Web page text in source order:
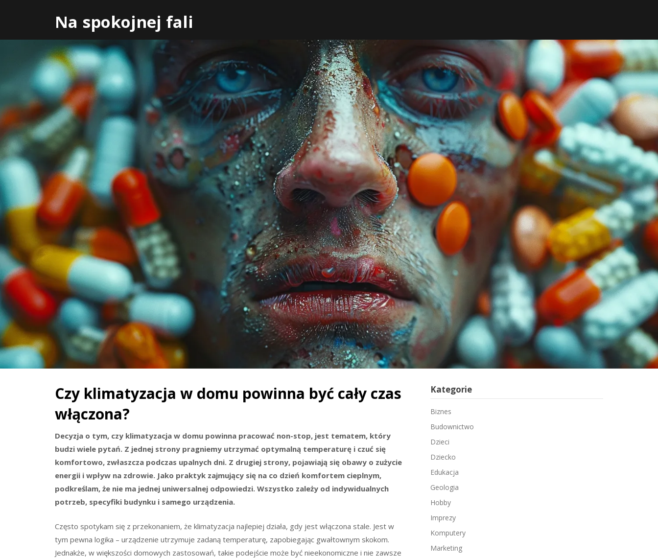
Na spokojnej fali
Czy klimatyzacja w domu powinna być cały czas
włączona?
Decyzja o tym, czy klimatyzacja w domu powinna pracować non-stop, jest tematem, który
budzi wiele pytań. Z jednej strony pragniemy utrzymać optymalną temperaturę i czuć się
komfortowo, zwłaszcza podczas upalnych dni. Z drugiej strony, pojawiają się obawy o zużycie
energii i wpływ na zdrowie. Jako praktyk zajmujący się na co dzień komfortem cieplnym,
podkreślam, że nie ma jednej uniwersalnej odpowiedzi. Wszystko zależy od indywidualnych
potrzeb, specyfiki budynku i samego urządzenia.
Często spotykam się z przekonaniem, że klimatyzacja najlepiej działa, gdy jest włączona stale. Jest w
tym pewna logika – urządzenie utrzymuje zadaną temperaturę, zapobiegając gwałtownym skokom.
Jednakże, w większości domowych zastosowań, takie podejście może być nieekonomiczne i nie zawsze
Kategorie
Biznes
Budownictwo
Dzieci
Dziecko
Edukacja
Geologia
Hobby
Imprezy
Komputery
Marketing